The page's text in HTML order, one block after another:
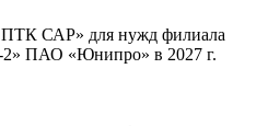
ПТК САР» для нужд филиала
2» ПАО «Юнипро» в 2027 г.